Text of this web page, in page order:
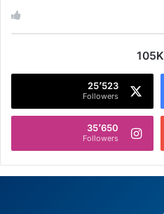
105K
25٬523
Followers
35٬650
Followers